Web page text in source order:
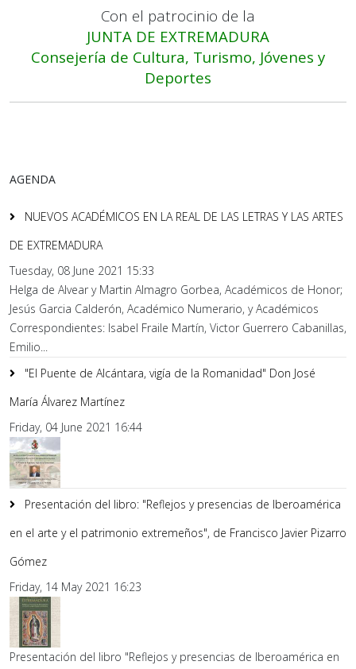
Con el patrocinio de la
JUNTA DE EXTREMADURA
Consejería de Cultura, Turismo, Jóvenes y
Deportes
AGENDA
NUEVOS ACADÉMICOS EN LA REAL DE LAS LETRAS Y LAS ARTES
DE EXTREMADURA
Tuesday, 08 June 2021 15:33
Helga de Alvear y Martin Almagro Gorbea, Académicos de Honor;
Jesús Garcia Calderón, Académico Numerario, y Académicos
Correspondientes: Isabel Fraile Martín, Victor Guerrero Cabanillas,
Emilio...
"El Puente de Alcántara, vigía de la Romanidad" Don José
María Álvarez Martínez
Friday, 04 June 2021 16:44
Presentación del libro: "Reflejos y presencias de Iberoamérica
en el arte y el patrimonio extremeños", de Francisco Javier Pizarro
Gómez
Friday, 14 May 2021 16:23
Presentación del libro "Reflejos y presencias de Iberoamérica en